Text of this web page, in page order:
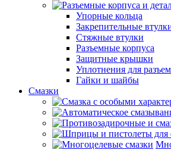
Упорные кольца
Закрепительные
Стяжные втулки
Разъемные корпуса
Защитные крышки
Уплотнения для
Гайки и шайбы
Смазки